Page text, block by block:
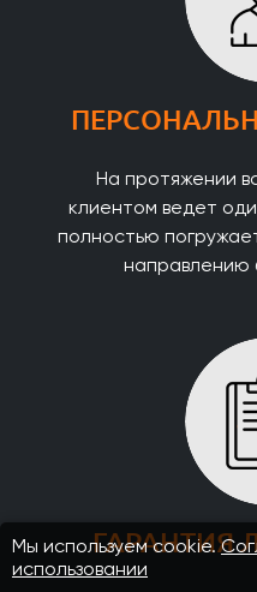
На протяжении
клиентом ведет
полностью
направлению
ГАРАНТИЯ
Мы используем cookie.
использовании